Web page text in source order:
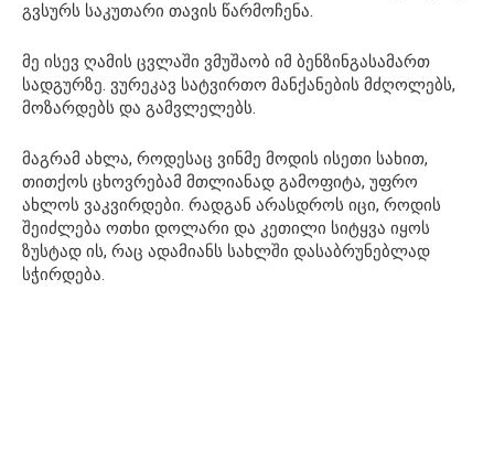
გვსურს საკუთარი თავის წარმოჩენა.
მე ისევ ღამის ცვლაში ვმუშაობ იმ ბენზინგასამართ
სადგურზე. ვურეკავ სატვირთო მანქანების მძღოლებს,
მოზარდებს და გამვლელებს.
მაგრამ ახლა, როდესაც ვინმე მოდის ისეთი სახით,
თითქოს ცხოვრებამ მთლიანად გამოფიტა, უფრო
ახლოს ვაკვირდები. რადგან არასდროს იცი, როდის
შეიძლება ოთხი დოლარი და კეთილი სიტყვა იყოს
ზუსტად ის, რაც ადამიანს სახლში დასაბრუნებლად
სჭირდება.